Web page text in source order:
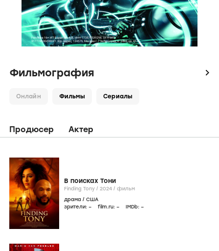
Фильмография icon
Онлайн Фильмы Сериалы
Продюсер Актер
В поисках Тони
Finding Tony / 2024 / фильм
драма / США
зрители: – film.ru: – IMDb: –